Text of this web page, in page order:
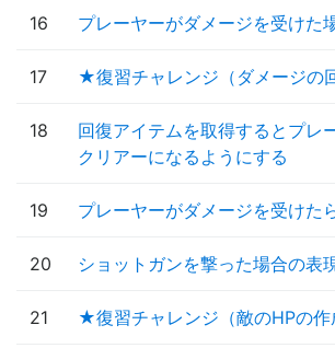
16 プレーヤーがダメージを受けた
17 ★復習チャレンジ（ダメージの
18
回復アイテムを取得するとプレ
クリアーになるようにする
19 プレーヤーがダメージを受けた
20 ショットガンを撃った場合の表
21 ★復習チャレンジ（敵のHPの作